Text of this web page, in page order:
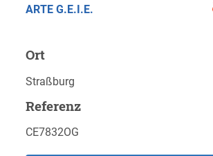
ARTE G.E.I.E.
Ort
Straßburg
Referenz
CE7832OG